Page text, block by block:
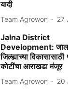
यादी
Team Agrowon 27
Jalna District
Development:
जिल्ह्याच्या
कोटींचा आराखडा मंजूर
Team Agrowon 20